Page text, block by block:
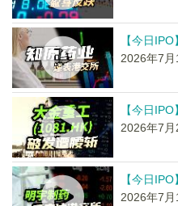
【今日
2026年7
【今日
2026年7
【今日
2026年7